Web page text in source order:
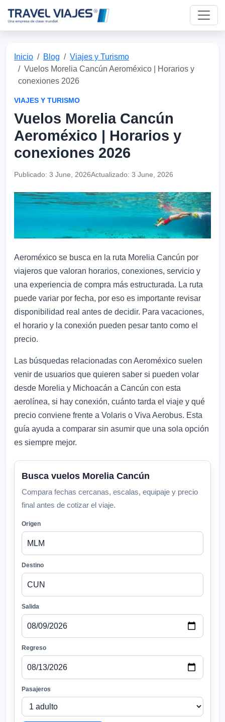
Inicio Blog
Viajes y Turismo
Vuelos Morelia Cancún Aeroméxico | Horarios y
conexiones 2026
VIAJES Y TURISMO
Vuelos Morelia Cancún
Aeroméxico | Horarios y
conexiones 2026
Publicado: 3 June, 2026Actualizado: 3 June, 2026
Aeroméxico se busca en la ruta Morelia Cancún por
viajeros que valoran horarios, conexiones, servicio y
una experiencia de compra más estructurada. La ruta
puede variar por fecha, por eso es importante revisar
disponibilidad real antes de decidir. Para vacaciones,
el horario y la conexión pueden pesar tanto como el
precio.
Las búsquedas relacionadas con Aeroméxico suelen
venir de usuarios que quieren saber si pueden volar
desde Morelia y Michoacán a Cancún con esta
aerolínea, si hay conexión, cuánto tarda el viaje y qué
precio conviene frente a Volaris o Viva Aerobus. Esta
guía ayuda a comparar sin asumir que una sola opción
es siempre mejor.
Busca vuelos Morelia Cancún
Compara fechas cercanas, escalas, equipaje y precio
final antes de cotizar el viaje.
Origen
Destino
Salida
Regreso
Pasajeros